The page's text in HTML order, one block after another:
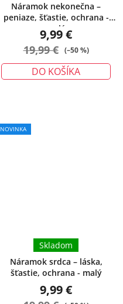
Náramok nekonečna –
peniaze, šťastie, ochrana -
malý
9,99 €
19,99 € (–50 %)
DO KOŠÍKA
NOVINKA
Náramok srdca – láska,
šťastie, ochrana - malý
Skladom
9,99 €